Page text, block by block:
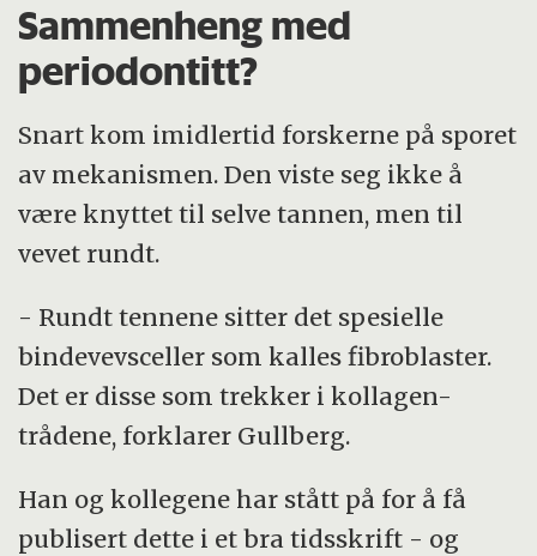
Sammenheng med
periodontitt?
Snart kom imidlertid forskerne på sporet
av mekanismen. Den viste seg ikke å
være knyttet til selve tannen, men til
vevet rundt.
- Rundt tennene sitter det spesielle
bindevevsceller som kalles fibroblaster.
Det er disse som trekker i kollagen-
trådene, forklarer Gullberg.
Han og kollegene har stått på for å få
publisert dette i et bra tidsskrift - og